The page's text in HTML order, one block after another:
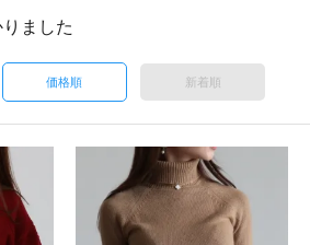
ました
価格順 新着順